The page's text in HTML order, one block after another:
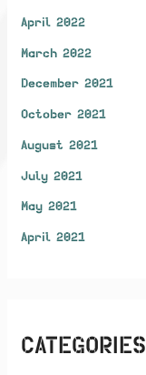
April 2022
March 2022
December 2021
October 2021
August 2021
July 2021
May 2021
April 2021
CATEGORIES